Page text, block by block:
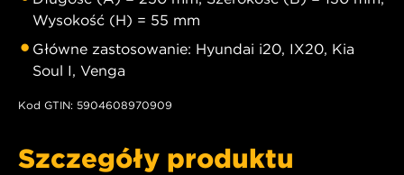
Wysokość (H) = 55 mm
Główne zastosowanie: Hyundai i20, IX20, Kia
Soul I, Venga
Kod GTIN: 5904608970909
Szczegóły produktu